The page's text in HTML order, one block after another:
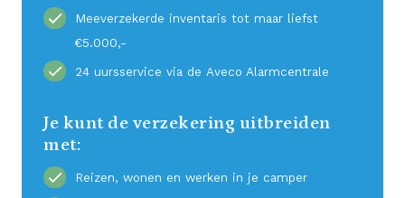
Meeverzekerde inventaris tot maar liefst
€5.000,-
24 uursservice via de Aveco Alarmcentrale
Je kunt de verzekering uitbreiden
met:
Reizen, wonen en werken in je camper